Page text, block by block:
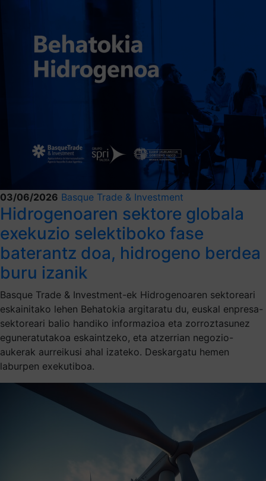
03/06/2026 Basque Trade & Investment
Hidrogenoaren sektore globala
exekuzio selektiboko fase
baterantz doa, hidrogeno berdea
buru izanik
Basque Trade & Investment-ek Hidrogenoaren sektoreari
eskainitako lehen Behatokia argitaratu du, euskal enpresa-
sektoreari balio handiko informazioa eta zorroztasunez
eguneratutakoa eskaintzeko, eta atzerrian negozio-
aukerak aurreikusi ahal izateko. Deskargatu hemen
laburpen exekutiboa.